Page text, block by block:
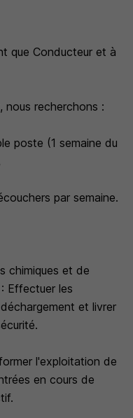
que Conducteur et à
nous recherchons :
poste (1 semaine du
par semaine.
chimiques et de
Effectuer les
et livrer
l'exploitation de
en cours de